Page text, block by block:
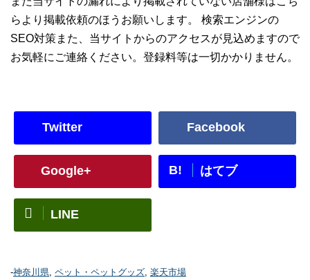
らより掲載依頼のほうお願いします。 検索エンジンの
SEO対策また、当サイトからのアクセスが見込めますので
お気軽にご連絡ください。登録料等は一切かかりません。
Twitter Facebook
Google+ B! はてブ
LINE
-神奈川県, ペット・ペットグッズ, 楽天市場